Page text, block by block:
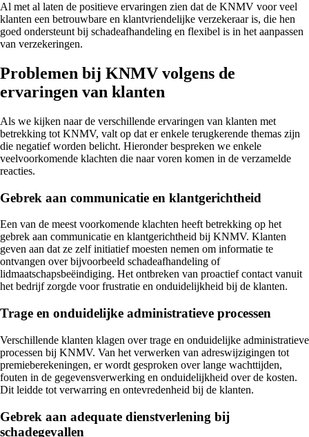
Al met al laten de positieve ervaringen zien dat de KNMV voor veel
klanten een betrouwbare en klantvriendelijke verzekeraar is, die hen
goed ondersteunt bij schadeafhandeling en flexibel is in het aanpassen
van verzekeringen.
Problemen bij KNMV volgens de
ervaringen van klanten
Als we kijken naar de verschillende ervaringen van klanten met
betrekking tot KNMV, valt op dat er enkele terugkerende themas zijn
die negatief worden belicht. Hieronder bespreken we enkele
veelvoorkomende klachten die naar voren komen in de verzamelde
reacties.
Gebrek aan communicatie en klantgerichtheid
Een van de meest voorkomende klachten heeft betrekking op het
gebrek aan communicatie en klantgerichtheid bij KNMV. Klanten
geven aan dat ze zelf initiatief moesten nemen om informatie te
ontvangen over bijvoorbeeld schadeafhandeling of
lidmaatschapsbeëindiging. Het ontbreken van proactief contact vanuit
het bedrijf zorgde voor frustratie en onduidelijkheid bij de klanten.
Trage en onduidelijke administratieve processen
Verschillende klanten klagen over trage en onduidelijke administratieve
processen bij KNMV. Van het verwerken van adreswijzigingen tot
premieberekeningen, er wordt gesproken over lange wachttijden,
fouten in de gegevensverwerking en onduidelijkheid over de kosten.
Dit leidde tot verwarring en ontevredenheid bij de klanten.
Gebrek aan adequate dienstverlening bij
schadegevallen